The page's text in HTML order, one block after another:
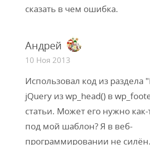
сказать в чем ошибка.
Андрей
10 Ноя 2013
Использовал код из раздела
jQuery из wp_head() в
статьи. Может его нужно
под мой шаблон? Я в веб-
программировании не